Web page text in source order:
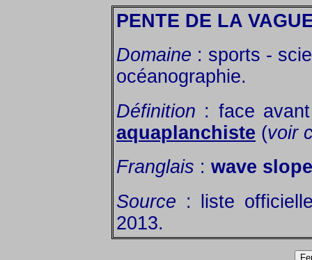
PENTE DE LA
Domaine : sports -
océanographie.
Définition : face
aquaplanchiste (voir
Franglais : wave slope
Source : liste
2013.